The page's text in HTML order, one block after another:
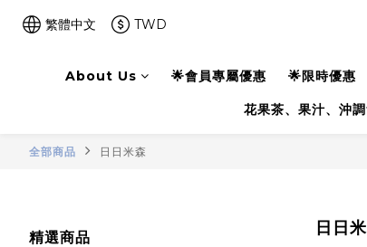
繁體中文 TWD
About Us 🌟會員專屬優惠 🌟限時優惠
花果茶、果汁、沖
全部商品 日日米森
精選商品 日日